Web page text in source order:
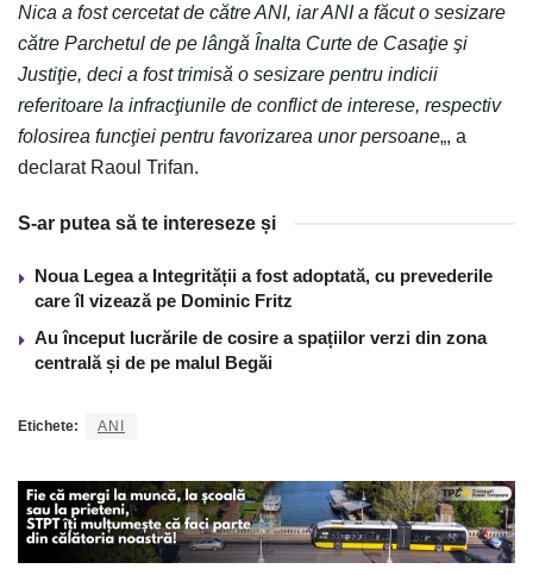
Nica a fost cercetat de către ANI, iar ANI a făcut o sesizare
către Parchetul de pe lângă Înalta Curte de Casaţie şi
Justiţie, deci a fost trimisă o sesizare pentru indicii
referitoare la infracţiunile de conflict de interese, respectiv
folosirea funcţiei pentru favorizarea unor persoane„, a
declarat Raoul Trifan.
S-ar putea să te intereseze și
Noua Legea a Integrității a fost adoptată, cu prevederile
care îl vizează pe Dominic Fritz
Au început lucrările de cosire a spațiilor verzi din zona
centrală și de pe malul Begăi
Etichete: ANI